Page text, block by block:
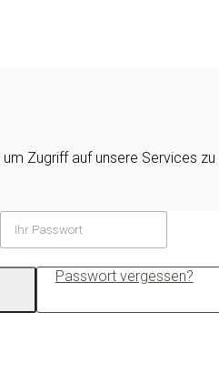
Zugriff auf unsere Services zu
Passwort vergessen?